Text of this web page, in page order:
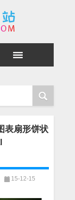
表扇形饼状
15-12-15